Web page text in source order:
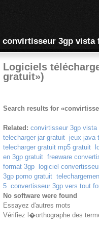
convirtisseur 3gp vista
Logiciels
gratuit»)
Search results for
Related: convirtisseur 3gp vista
telecharger jar gratuit
jeux java
telecharger gratuit mp5 gratuit
en 3gp gratuit freeware
format 3gp
logiciel
3gp porno gratuit
5 convertisseur 3gp vers tout
No software were found
Essayez d'autres mots
Vérifiez l�orthographe des